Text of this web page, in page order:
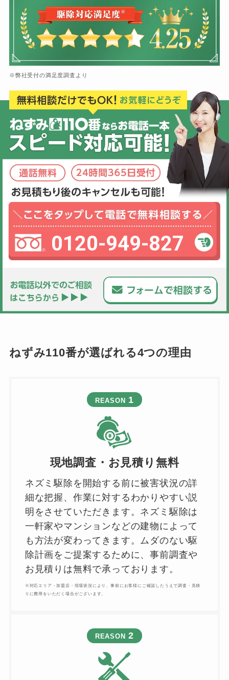
※弊社受付の満足度調査より
0120-949-827
ねずみ110番が選ばれる4つの理由
REASON 1
現地調査・お見積り無料
ネズミ駆除を開始する前に被害状況の詳
細な把握、作業に対するわかりやすい説
明をさせていただきます。ネズミ駆除は
一軒家やマンションなどの建物によって
も方法が変わってきます。ムダのない駆
除計画をご提案するために、事前調査や
お見積りは無料で承っております。
※対応エリア・加盟店・現場状況により、事前にお客様にご確認したうえで調査・見積
りに費用をいただく場合がございます。
REASON 2